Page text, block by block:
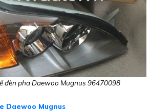
đèn pha Daewoo Mugnus 96470098
Daewoo Mugnus